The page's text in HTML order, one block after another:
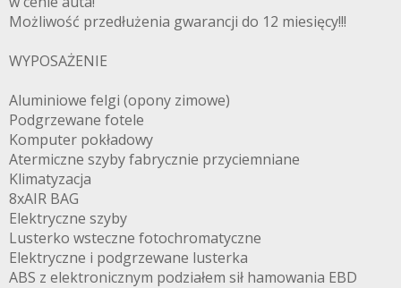
Możliwość przedłużenia gwarancji do 12 miesięcy!!!
WYPOSAŻENIE
Aluminiowe felgi (opony zimowe)
Podgrzewane fotele
Komputer pokładowy
Atermiczne szyby fabrycznie przyciemniane
Klimatyzacja
8xAIR BAG
Elektryczne szyby
Lusterko wsteczne fotochromatyczne
Elektryczne i podgrzewane lusterka
ABS z elektronicznym podziałem sił hamowania EBD